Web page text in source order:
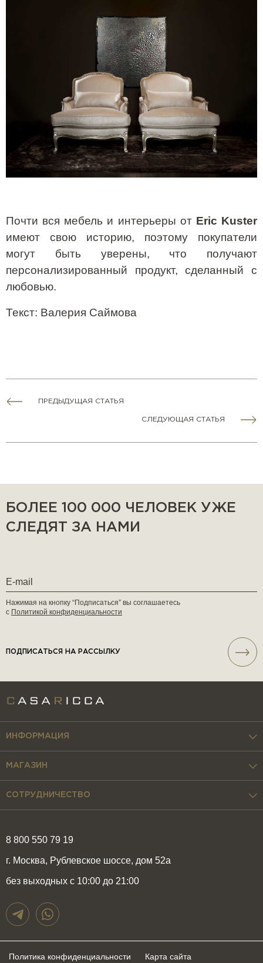
Почти вся мебель и интерьеры от Eric Kuster
имеют свою историю, поэтому покупатели
могут быть уверены, что получают
персонализированный продукт, сделанный с
любовью.
Текст: Валерия Саймова
ПРЕДЫДУЩАЯ СТАТЬЯ
СЛЕДУЮЩАЯ СТАТЬЯ
БОЛЕЕ 100 000 ЧЕЛОВЕК УЖЕ
СЛЕДЯТ ЗА НАМИ
Нажимая на кнопку “Подписаться” вы соглашаетесь
с Политикой конфиденциальности
ПОДПИСАТЬСЯ НА РАССЫЛКУ
8 800 550 79 19
г. Москва, Рублевское шоссе, дом 52а
без выходных с 10:00 до 21:00
ИНФОРМАЦИЯ
МАГАЗИН
СОТРУДНИЧЕСТВО
Политика конфиденциальности Карта сайта